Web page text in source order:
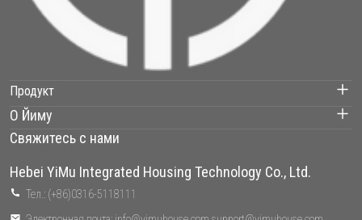
Продукт
Контейнерный дом
Сборный дом
Легкая стальная вилла
О Йиму
О нас
Свяжитесь с нами
Hebei YiMu Integrated Housing Technology Co., Ltd.
Тел.: (+86)0316-5118111